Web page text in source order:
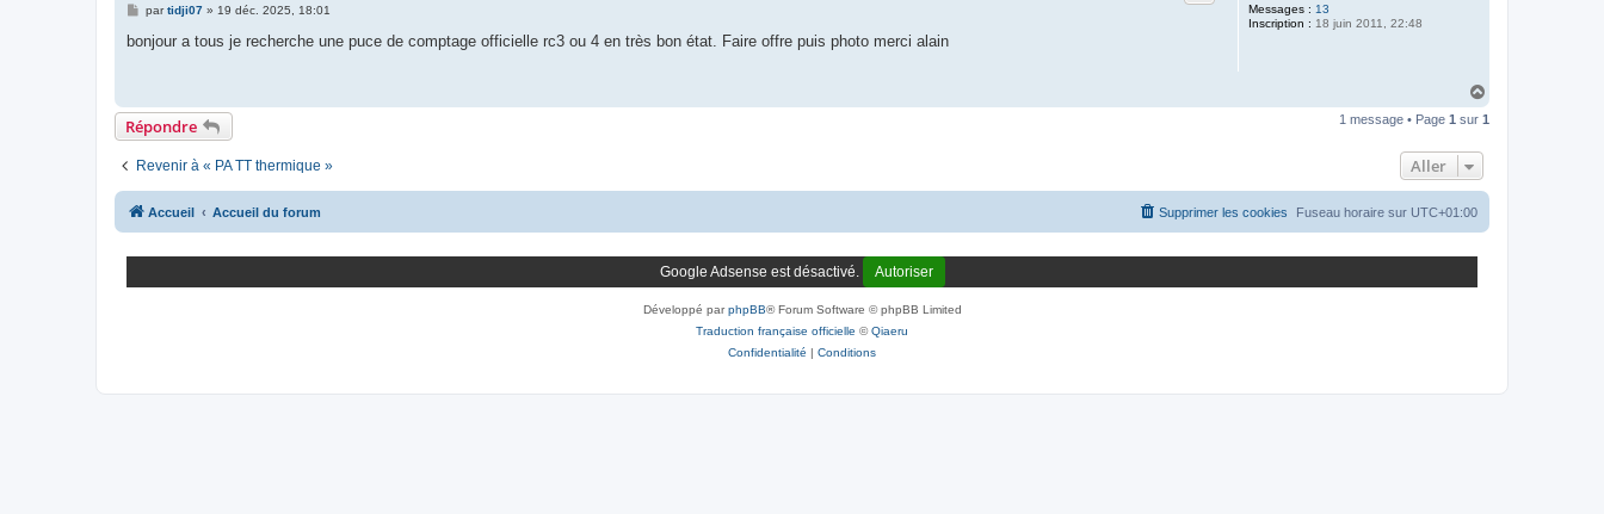
Messages : 13
Inscription : 18 juin 2011, 22:48
M
s
partidji07» 19 déc. 2025, 18:01
bonjour a tous je recherche une puce de comptage officielle rc3 ou 4 en très bon état. Faire offre puis photo merci alain
u
Répondre 1 message • Page 1 sur 1
Revenir à « PA TT thermique » Aller
Accueil Accueil du forum Fuseau horaire sur UTC+01:00
Supprimer les cookies
Google Adsense est désactivé. Autoriser
Développé parphpBB® Forum Software © phpBB Limited
Traduction française officielle ©Qiaeru
Confidentialité | Conditions